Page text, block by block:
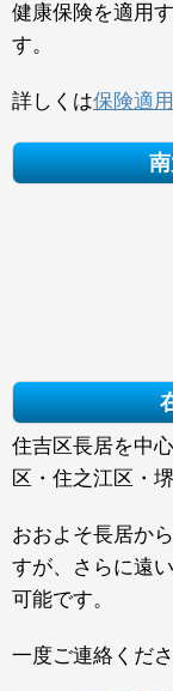
健康保険を適用
す。
詳しくは保険適
住吉区長居を中
区・住之江区・
おおよそ長居か
すが、さらに遠
可能です。
一度ご連絡くださ